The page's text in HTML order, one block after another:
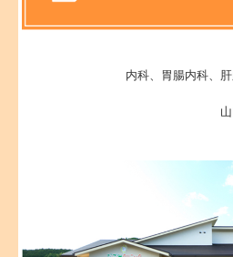
院内感染対策
内科、胃腸内科、